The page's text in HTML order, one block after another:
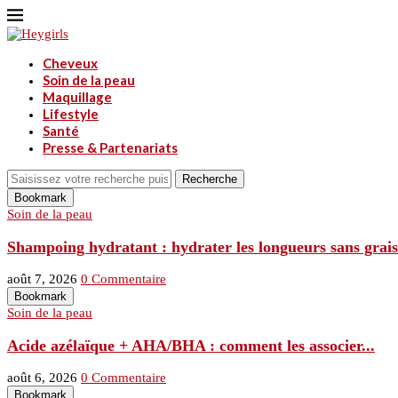
Cheveux
Soin de la peau
Maquillage
Lifestyle
Santé
Presse & Partenariats
Recherche
Bookmark
Soin de la peau
Shampoing hydratant : hydrater les longueurs sans
août 7, 2026 0 Commentaire
Bookmark
Soin de la peau
Acide azélaïque + AHA/BHA : comment les associer...
août 6, 2026 0 Commentaire
Bookmark